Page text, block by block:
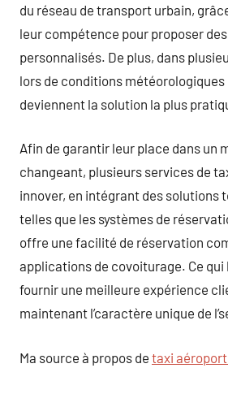
du réseau de transport urbain,
leur compétence pour proposer
personnalisés. De plus, dans
lors de conditions
deviennent la solution la plus
Afin de garantir leur place dans un
changeant, plusieurs services de
innover, en intégrant des solutions
telles que les systèmes de
offre une facilité de réservation
applications de covoiturage. Ce qui
fournir une meilleure expérience
maintenant l’caractère unique de
Ma source à propos de taxi